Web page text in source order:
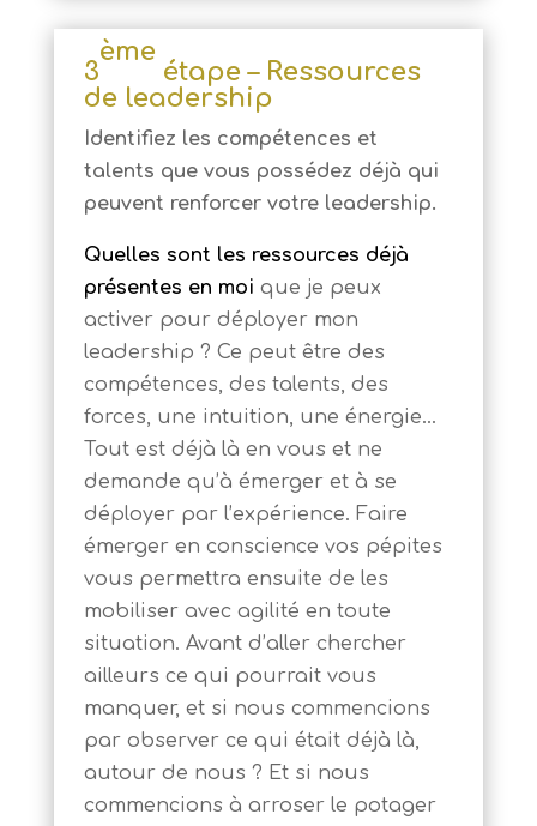
3
ème
étape – Ressources
de leadership
Identifiez les compétences et
talents que vous possédez déjà qui
peuvent renforcer votre leadership.
Quelles sont les ressources déjà
présentes en moi que je peux
activer pour déployer mon
leadership ? Ce peut être des
compétences, des talents, des
forces, une intuition, une énergie…
Tout est déjà là en vous et ne
demande qu’à émerger et à se
déployer par l’expérience. Faire
émerger en conscience vos pépites
vous permettra ensuite de les
mobiliser avec agilité en toute
situation. Avant d’aller chercher
ailleurs ce qui pourrait vous
manquer, et si nous commencions
par observer ce qui était déjà là,
autour de nous ? Et si nous
commencions à arroser le potager